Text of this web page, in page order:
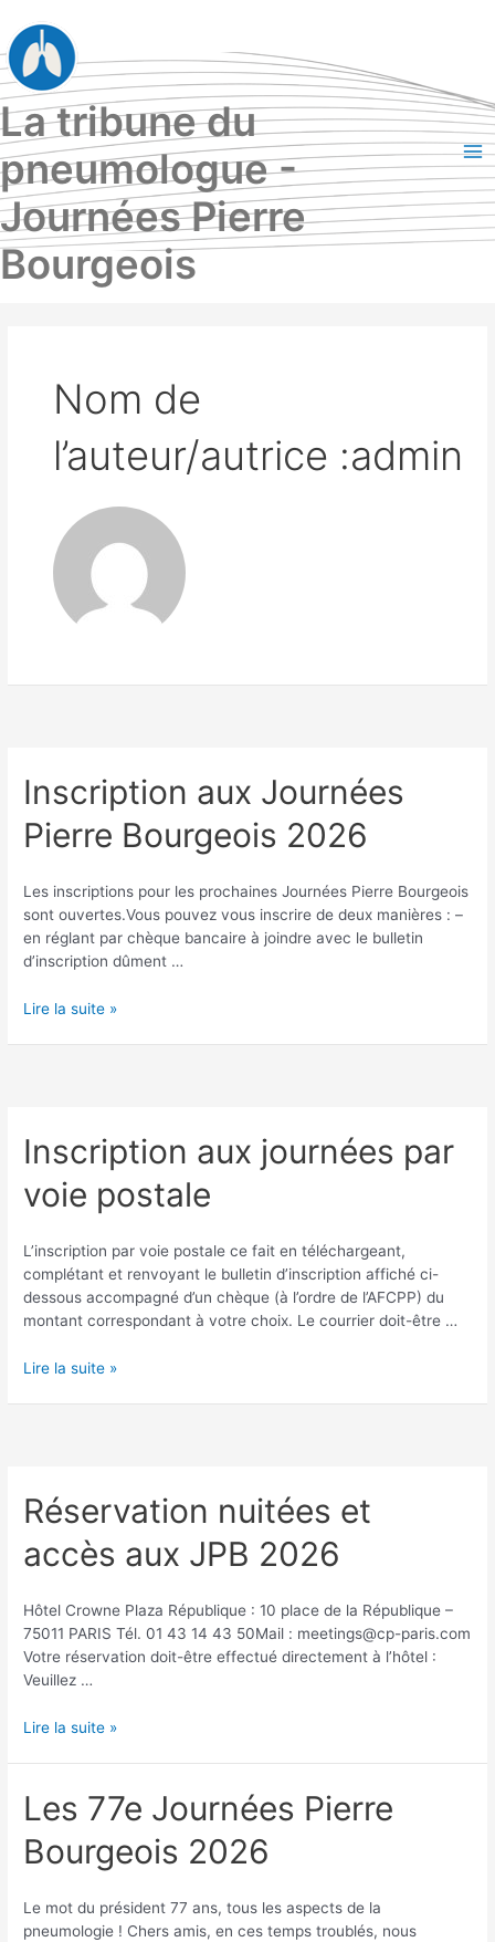
au
contenu
La tribune du
pneumologue -
Journées Pierre
Bourgeois
Nom de
l’auteur/autrice :admin
Inscription aux Journées
Pierre Bourgeois 2026
Les inscriptions pour les prochaines Journées Pierre Bourgeois
sont ouvertes.Vous pouvez vous inscrire de deux manières : –
en réglant par chèque bancaire à joindre avec le bulletin
d’inscription dûment …
Inscription
Lire la suite »
Inscription aux journées par
voie postale
L’inscription par voie postale ce fait en téléchargeant,
complétant et renvoyant le bulletin d’inscription affiché ci-
dessous accompagné d’un chèque (à l’ordre de l’AFCPP) du
montant correspondant à votre choix. Le courrier doit-être …
Inscription
Lire la suite »
Réservation nuitées et
accès aux JPB 2026
Hôtel Crowne Plaza République : 10 place de la République –
75011 PARIS Tél. 01 43 14 43 50Mail : meetings@cp-paris.com
Votre réservation doit-être effectué directement à l’hôtel :
Veuillez …
Réservation
accès
aux
JPB
2026
Lire la suite »
Les 77e Journées Pierre
Bourgeois 2026
Le mot du président 77 ans, tous les aspects de la
pneumologie ! Chers amis, en ces temps troublés, nous